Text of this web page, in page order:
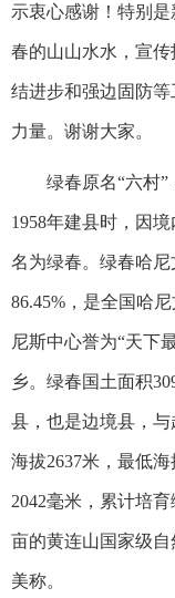
示衷心感谢！特别
春的山山水水，宣
结进步和强边固防
力量。谢谢大家。
绿春原名“六村”，
1958年建县时，因
名为绿春。绿春哈
86.45%，是全国哈
尼斯中心誉为“天下
乡。绿春国土面积
县，也是边境县，
海拔2637米，最低
2042毫米，累计培
亩的黄连山国家级自
美称。